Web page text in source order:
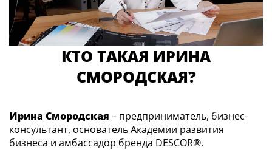
КТО ТАКАЯ ИРИНА
СМОРОДСКАЯ?
Ирина Смородская – предприниматель, бизнес-
консультант, основатель Академии развития
бизнеса и амбассадор бренда DESCOR®.